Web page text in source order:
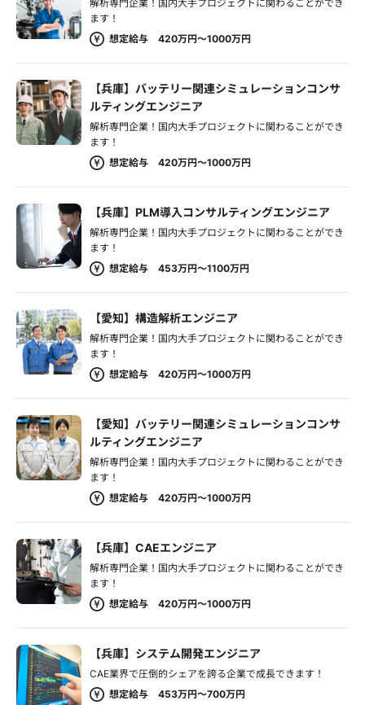
解析専門企業！国内大手プロジェクトに関わることができ
ます！
想定給与 420万円～1000万円
【兵庫】バッテリー関連シミュレーションコンサ
ルティングエンジニア
解析専門企業！国内大手プロジェクトに関わることができ
ます！
想定給与 420万円～1000万円
【兵庫】PLM導入コンサルティングエンジニア
解析専門企業！国内大手プロジェクトに関わることができ
ます！
想定給与 453万円～1100万円
【愛知】構造解析エンジニア
解析専門企業！国内大手プロジェクトに関わることができ
ます！
想定給与 420万円～1000万円
【愛知】バッテリー関連シミュレーションコンサ
ルティングエンジニア
解析専門企業！国内大手プロジェクトに関わることができ
ます！
想定給与 420万円～1000万円
【兵庫】CAEエンジニア
解析専門企業！国内大手プロジェクトに関わることができ
ます！
想定給与 420万円～1000万円
【兵庫】システム開発エンジニア
CAE業界で圧倒的シェアを誇る企業で成長できます！
想定給与 453万円～700万円